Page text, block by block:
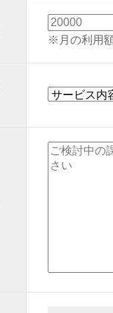
※⽉の利⽤